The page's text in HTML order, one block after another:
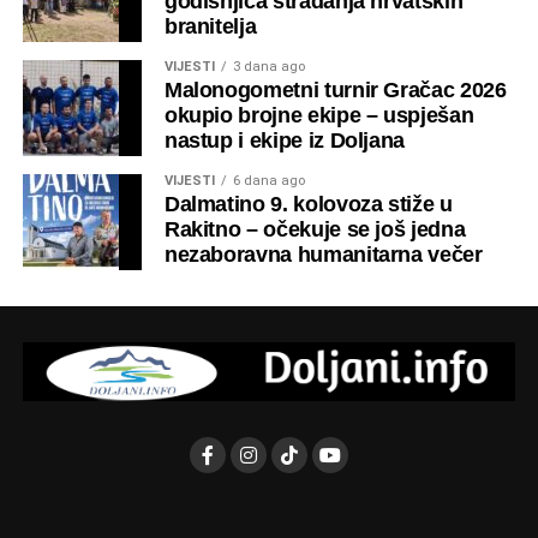
Druženje je potrajalo do kasnih večernjih sati, a brojni
posjetitelji istaknuli su kako je upravo blagdan svetog Ilije
prilika da se obnovi osjećaj pripadnosti rodnom kraju i
učvrste veze među ljudima.
branitelja
VIJESTI 3 dana ago
Malonogometni turnir Gračac 2026
okupio brojne ekipe – uspješan
nastup i ekipe iz Doljana
VIJESTI 6 dana ago
Dalmatino 9. kolovoza stiže u
Rakitno – očekuje se još jedna
nezaboravna humanitarna večer